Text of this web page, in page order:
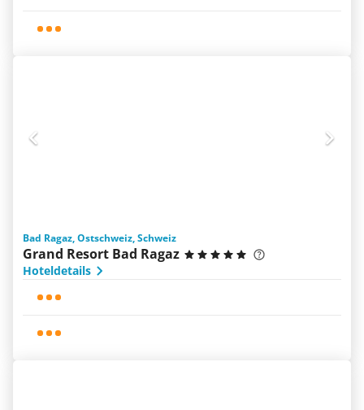
Bad Ragaz, Ostschweiz, Schweiz
Grand Resort Bad Ragaz
Hoteldetails